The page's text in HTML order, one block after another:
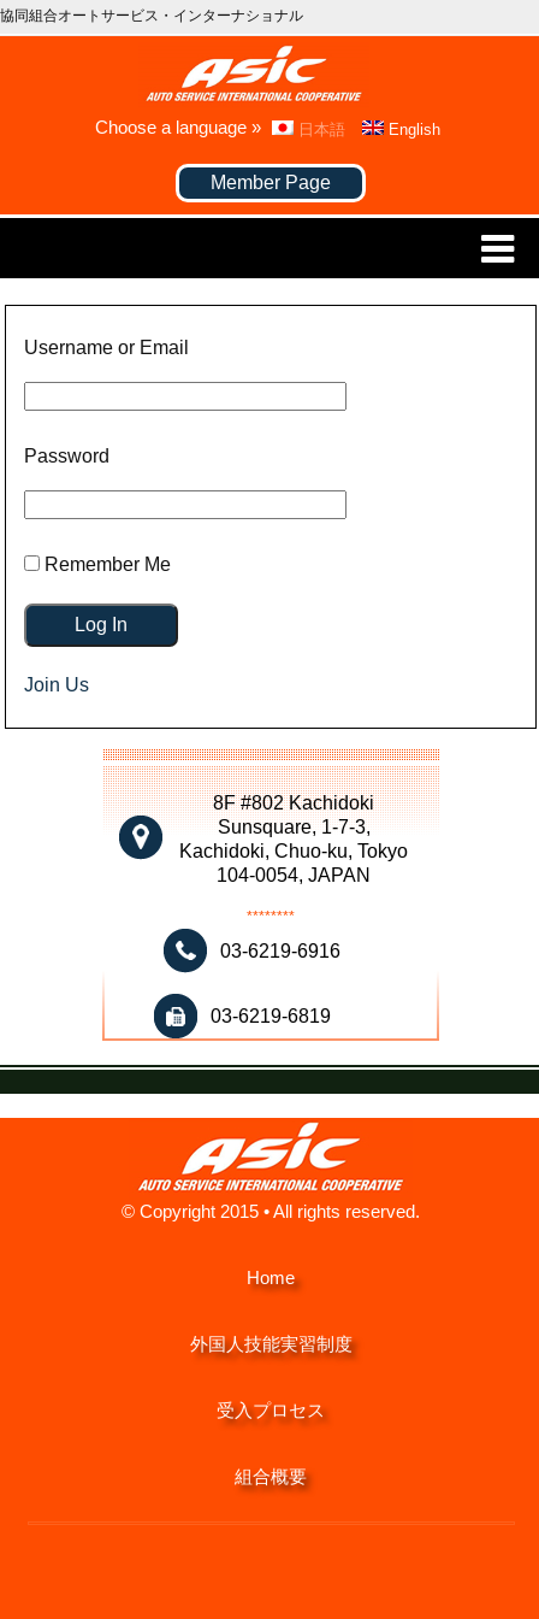
協同組合オートサービス・インターナショナル
Choose a language » 日本語 English
Member Page
Username or Email
Password
Remember Me
Join Us
8F #802 Kachidoki
Sunsquare, 1-7-3,
Kachidoki, Chuo-ku, Tokyo
104-0054, JAPAN
********
03-6219-6916
03-6219-6819
© Copyright 2015 • All rights reserved.
Home
外国人技能実習制度
受入プロセス
組合概要